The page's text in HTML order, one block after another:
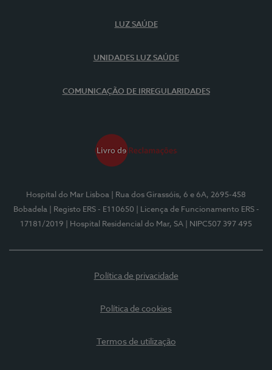
LUZ SAÚDE
UNIDADES LUZ SAÚDE
COMUNICAÇÃO DE IRREGULARIDADES
Hospital do Mar Lisboa
| Rua dos Girassóis, 6 e 6A, 2695-458
Bobadela
| Registo ERS - E110650
| Licença de Funcionamento ERS -
17181/2019
| Hospital Residencial do Mar, SA | NIPC507 397 495
Política de privacidade
Política de cookies
Termos de utilização